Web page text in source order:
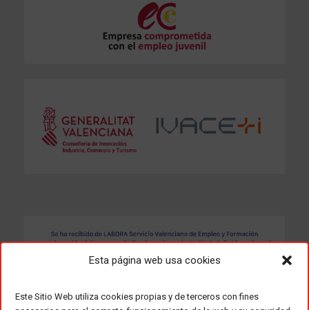
Esta página web usa cookies
Este Sitio Web utiliza cookies propias y de terceros con fines